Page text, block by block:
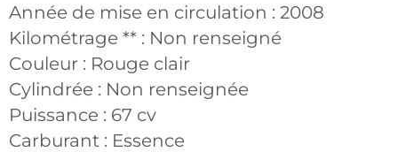
Année de mise en circulation : 2008
Kilométrage ** : Non renseigné
Couleur : Rouge clair
Cylindrée : Non renseignée
Puissance : 67 cv
Carburant : Essence